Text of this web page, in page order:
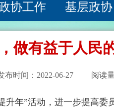
协工作 基层政协
做有益于人民
时间： 2022-06-27 阅读量
年”活动，进一步提高